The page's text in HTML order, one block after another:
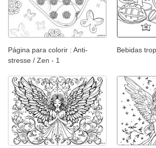
Página para colorir : Anti-
stresse / Zen - 1
Bebidas